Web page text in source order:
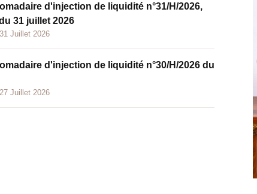
d'injection de liquidité n°31/H/2026,
31 juillet 2026
Juillet 2026
d'injection de liquidité n°30/H/2026 du
Juillet 2026